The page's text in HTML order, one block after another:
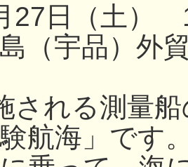
27日（土）
（宇品）外
される測量
航海」です